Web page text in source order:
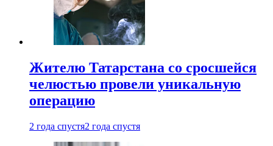
Жителю Татарстана со сросшейся
челюстью провели уникальную
операцию
2 года спустя2 года спустя